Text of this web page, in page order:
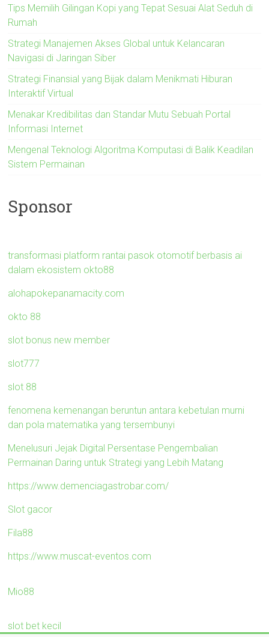
Tips Memilih Gilingan Kopi yang Tepat Sesuai Alat Seduh di
Rumah
Strategi Manajemen Akses Global untuk Kelancaran
Navigasi di Jaringan Siber
Strategi Finansial yang Bijak dalam Menikmati Hiburan
Interaktif Virtual
Menakar Kredibilitas dan Standar Mutu Sebuah Portal
Informasi Internet
Mengenal Teknologi Algoritma Komputasi di Balik Keadilan
Sistem Permainan
Sponsor
transformasi platform rantai pasok otomotif berbasis ai
dalam ekosistem okto88
alohapokepanamacity.com
okto 88
slot bonus new member
slot777
slot 88
fenomena kemenangan beruntun antara kebetulan murni
dan pola matematika yang tersembunyi
Menelusuri Jejak Digital Persentase Pengembalian
Permainan Daring untuk Strategi yang Lebih Matang
https://www.demenciagastrobar.com/
Slot gacor
Fila88
https://www.muscat-eventos.com
Mio88
slot bet kecil